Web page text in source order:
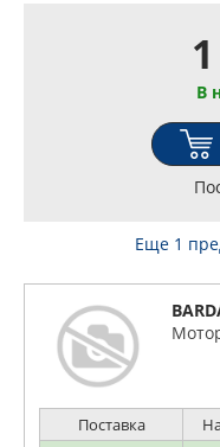
В
Еще 1
Поставка